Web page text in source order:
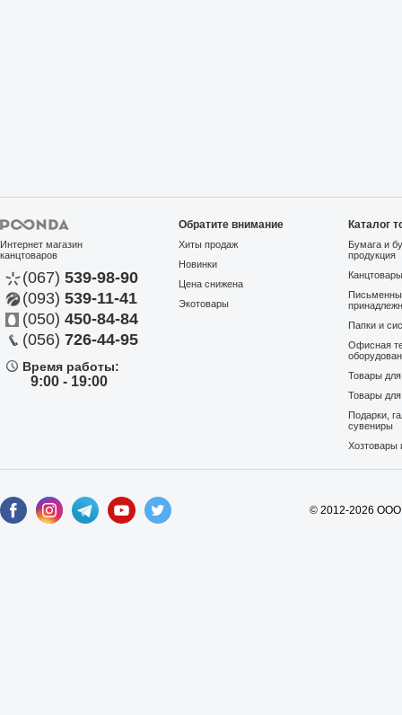
Интернет магазин
канцтоваров
(067) 539-98-90
(093) 539-11-41
(050) 450-84-84
(056) 726-44-95
Время работы:
9:00 - 19:00
Обратите внимание
Хиты продаж
Новинки
Цена снижена
Экотовары
Каталог
Бумага и
продукция
Папки и
Офисная
Товары
Товары
Подарки,
сувениры
Хозтовары
© 2012-2026